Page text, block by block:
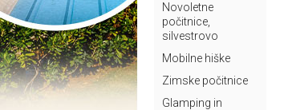
Novoletne
počitnice,
silvestrovo
Mobilne hiške
Zimske počitnice
Glamping in